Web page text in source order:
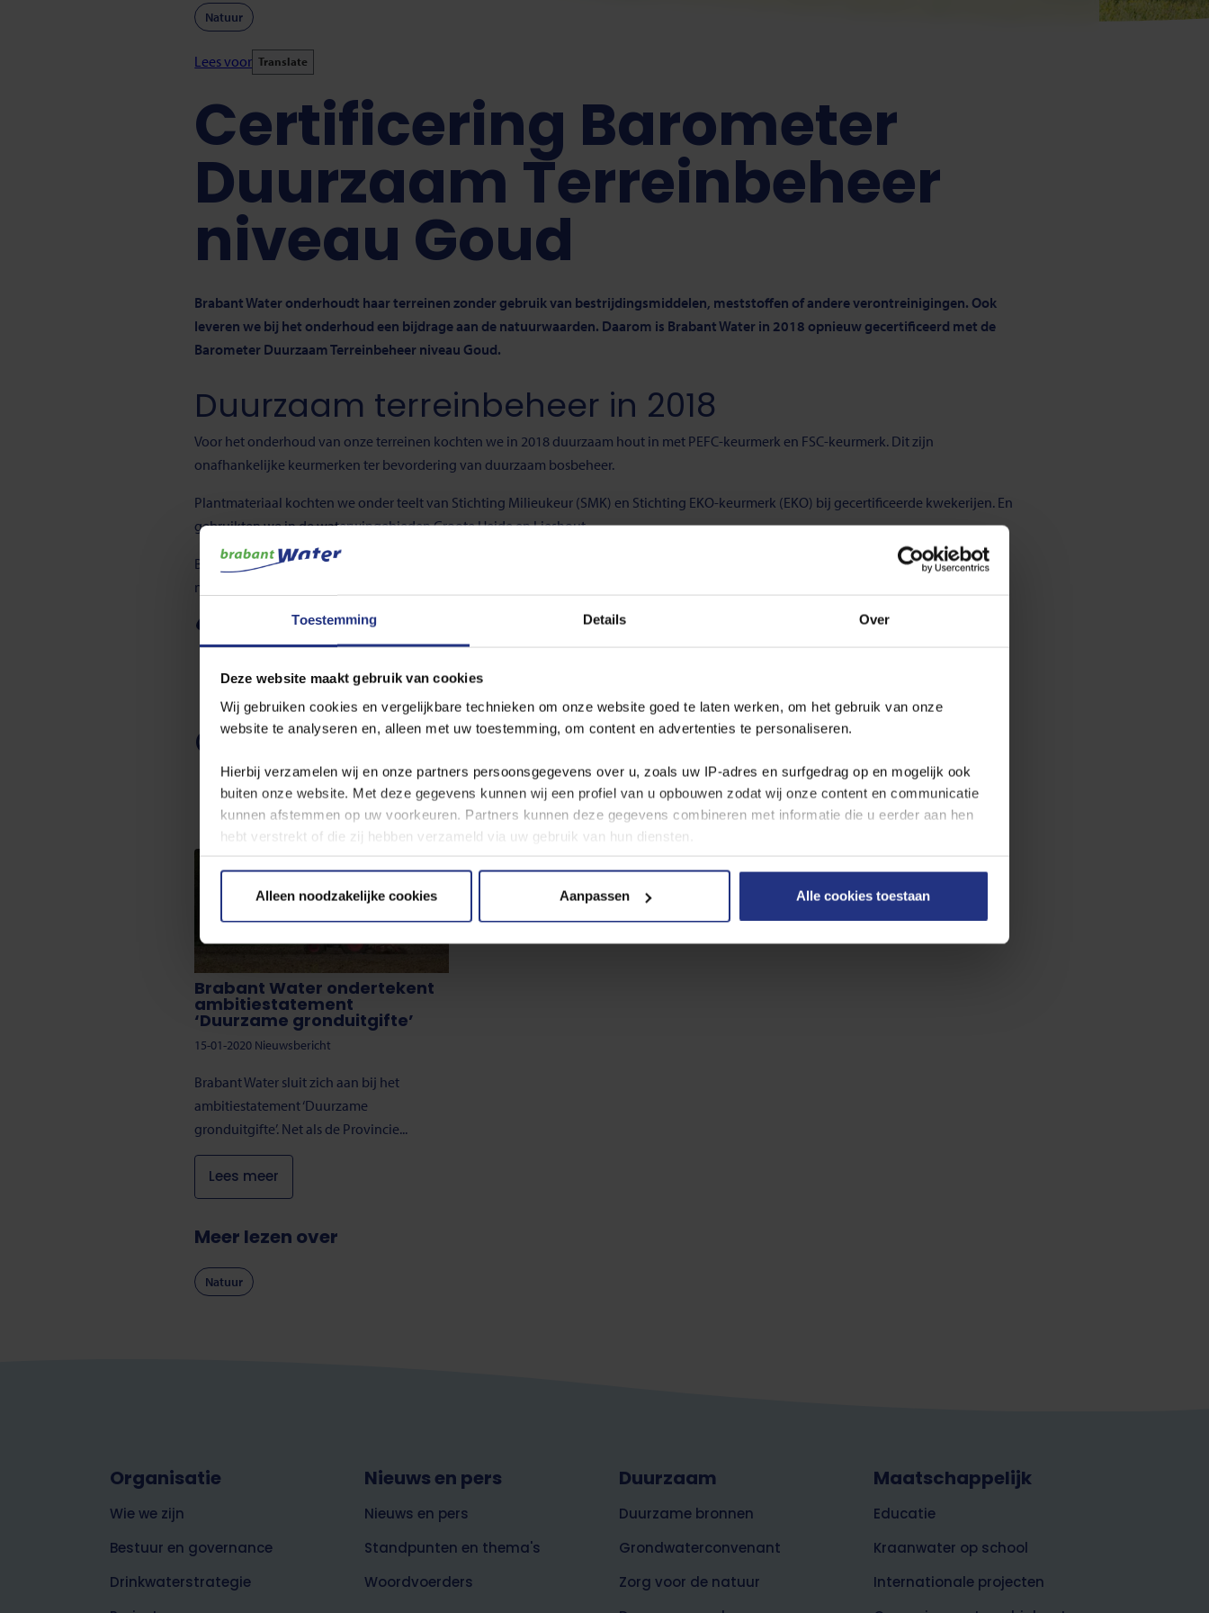
Toestemming Details Over
Deze website maakt gebruik van cookies
Wij gebruiken cookies en vergelijkbare technieken om onze website goed te laten werken, om het gebruik van onze
website te analyseren en, alleen met uw toestemming, om content en advertenties te personaliseren.
Hierbij verzamelen wij en onze partners persoonsgegevens over u, zoals uw IP‑adres en surfgedrag op en mogelijk ook
buiten onze website. Met deze gegevens kunnen wij een profiel van u opbouwen zodat wij onze content en communicatie
kunnen afstemmen op uw voorkeuren. Partners kunnen deze gegevens combineren met informatie die u eerder aan hen
hebt verstrekt of die zij hebben verzameld via uw gebruik van hun diensten.
U kunt uw toestemming op ieder moment wijzigen of intrekken via de cookie instellingen button rechts onderaan de
pagina.
Alleen noodzakelijke cookies Aanpassen Alle cookies toestaan
Natuur
Lees voor Translate
Certificering Barometer
Duurzaam Terreinbeheer
niveau Goud
Brabant Water onderhoudt haar terreinen zonder gebruik van bestrijdingsmiddelen, meststoffen of andere verontreinigingen. Ook
leveren we bij het onderhoud een bijdrage aan de natuurwaarden. Daarom is Brabant Water in 2018 opnieuw gecertificeerd met de
Barometer Duurzaam Terreinbeheer niveau Goud.
Duurzaam terreinbeheer in 2018
Voor het onderhoud van onze terreinen kochten we in 2018 duurzaam hout in met PEFC-keurmerk en FSC-keurmerk. Dit zijn
onafhankelijke keurmerken ter bevordering van duurzaam bosbeheer.
Plantmateriaal kochten we onder teelt van Stichting Milieukeur (SMK) en Stichting EKO-keurmerk (EKO) bij gecertificeerde kwekerijen. En
gebruikten we in de waterwingebieden Groote Heide en Lieshout.
Bij het onderhoud van onze terreinen leveren we waar mogelijk een bijdrage aan de natuurwaarden. We blijven onderzoeken hoe we
natuur en waterwinning in de toekomst nog beter kunnen combineren.
Lees hier meer over de Barometer Duurzaam Terreinbeheer
Ook interessant
Brabant Water ondertekent
ambitiestatement
‘Duurzame gronduitgifte’
15-01-2020 Nieuwsbericht
Brabant Water sluit zich aan bij het
ambitiestatement ‘Duurzame
gronduitgifte’. Net als de Provincie...
Lees meer
Meer lezen over
Natuur
Footer
top
over
Brabant
Water
Organisatie
Wie we zijn
Bestuur en governance
Drinkwaterstrategie
Nieuws en pers
Nieuws en pers
Standpunten en thema's
Woordvoerders
Duurzaam
Duurzame bronnen
Grondwaterconvenant
Zorg voor de natuur
Maatschappelijk
Educatie
Kraanwater op school
Internationale projecten